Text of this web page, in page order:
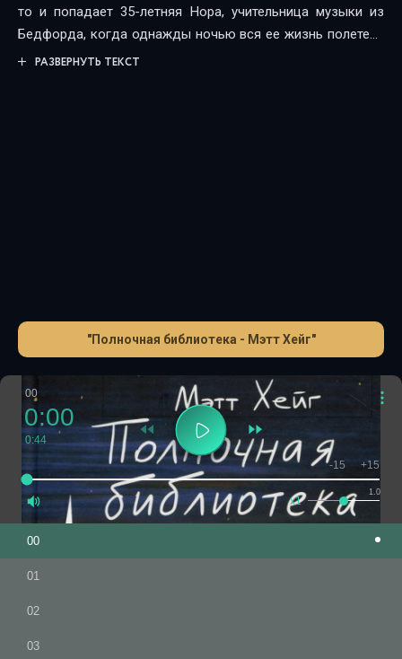
то и попадает 35-летняя Нора, учительница музыки из
Бедфорда, когда однажды ночью вся ее жизнь полетела
под откос. Полки здесь тянутся бесконечно. Каждая
РАЗВЕРНУТЬ ТЕКСТ
"Полночная библиотека - Мэтт Хейг"
00
0:00
0:44
1.0
x1
-15 +15
00
01
02
03